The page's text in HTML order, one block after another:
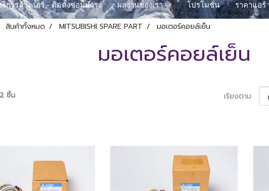
ริการล้างแอร์ - ติดตั้งซ่อมบำรุง ผลงานของเรา โปรโมชั่น ราคาแอร์
สินค้าทั้งหมด MITSUBISHI SPARE PART มอเตอร์คอยล์เย็น
มอเตอร์คอยล์เย็น
ชิ้น เรียงตาม